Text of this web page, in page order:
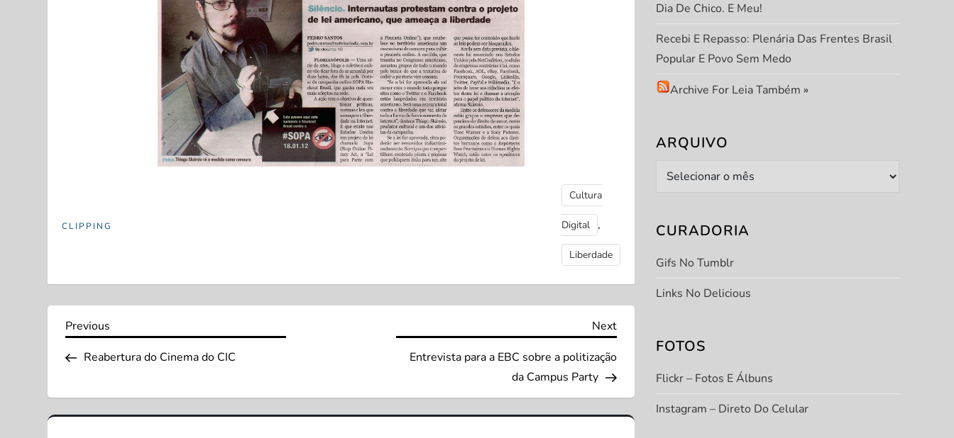
CLIPPING
Cultura
Digital ,
Liberdade
N
a
v
Previous
Previous
Reabertura do Cinema do CIC
Next
Next
Entrevista para a EBC sobre a politização
da Campus Party
Dia De Chico. E Meu!
Recebi E Repasso: Plenária Das Frentes Brasil
Popular E Povo Sem Medo
Archive For Leia Também »
ARQUIVO
Arquivo
CURADORIA
Gifs No Tumblr
Links No Delicious
FOTOS
Flickr – Fotos E Álbuns
Instagram – Direto Do Celular